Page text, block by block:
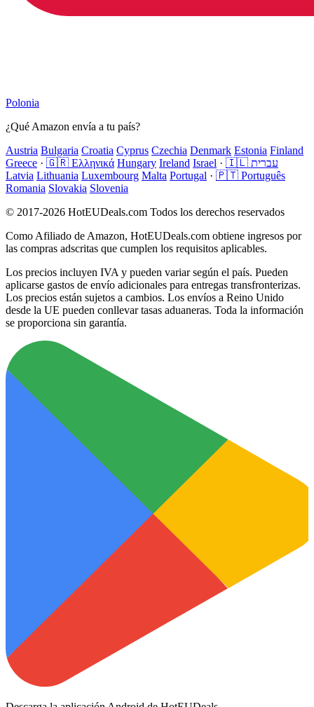
Polonia
¿Qué Amazon envía a tu país?
Austria Bulgaria Croatia Cyprus Czechia Denmark Estonia Finland
Greece · 🇬🇷 Ελληνικά Hungary Ireland Israel ·
🇮🇱 עברית
Latvia Lithuania Luxembourg Malta Portugal · 🇵🇹 Português
Romania Slovakia Slovenia
© 2017-2026 HotEUDeals.com Todos los derechos reservados
Como Afiliado de Amazon, HotEUDeals.com obtiene ingresos por
las compras adscritas que cumplen los requisitos aplicables.
Los precios incluyen IVA y pueden variar según el país. Pueden
aplicarse gastos de envío adicionales para entregas transfronterizas.
Los precios están sujetos a cambios. Los envíos a Reino Unido
desde la UE pueden conllevar tasas aduaneras. Toda la información
se proporciona sin garantía.